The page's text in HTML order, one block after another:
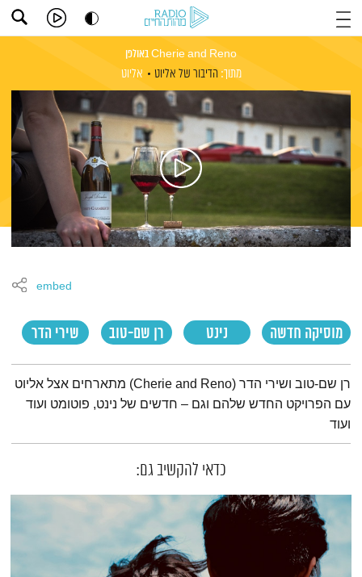
Cherie and Reno באולפן
מתוך: הדיבור של אליוט אליוט
מוסיקה חדשה נינט רן שם-טוב שירי הדר
embed
תמצית הפודקאסט
רן שם-טוב ושירי הדר (Cherie and Reno) מתארחים אצל אליוט
עם הפרויקט החדש שלהם וגם – חדשים של נינט, פוטומט ועוד
ועוד
כדאי להקשיב גם: